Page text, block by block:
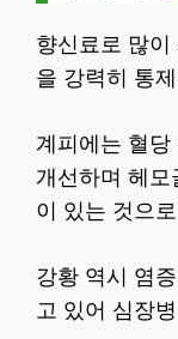
향신료로 많이
을 강력히 통
계피에는 혈당
개선하며 헤모
이 있는 것으
강황 역시 염
고 있어 심장